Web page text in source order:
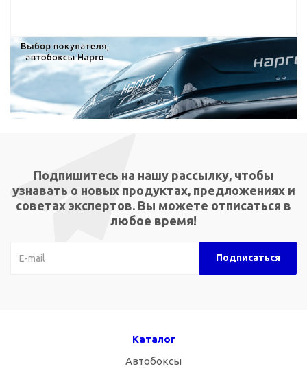
Подпишитесь на нашу рассылку, чтобы
узнавать о новых продуктах, предложениях и
советах экспертов. Вы можете отписаться в
любое время!
Каталог
Автобоксы